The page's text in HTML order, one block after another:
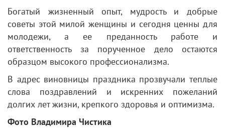
Богатый жизненный опыт, мудрость и добрые
советы этой милой женщины и сегодня ценны для
молодежи, а ее преданность работе и
ответственность за порученное дело остаются
образцом высокого профессионализма.
В адрес виновницы праздника прозвучали теплые
слова поздравлений и искренних пожеланий
долгих лет жизни, крепкого здоровья и оптимизма.
Фото Владимира Чистика